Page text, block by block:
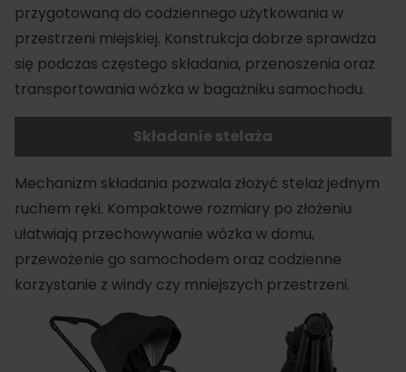
przygotowaną do codziennego użytkowania w
przestrzeni miejskiej. Konstrukcja dobrze sprawdza
się podczas częstego składania, przenoszenia oraz
transportowania wózka w bagażniku samochodu.
Składanie stelaża
Mechanizm składania pozwala złożyć stelaż jednym
ruchem ręki. Kompaktowe rozmiary po złożeniu
ułatwiają przechowywanie wózka w domu,
przewożenie go samochodem oraz codzienne
korzystanie z windy czy mniejszych przestrzeni.